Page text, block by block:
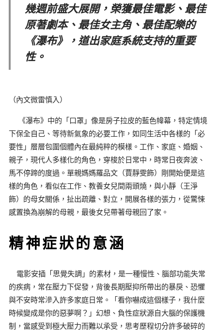
幾週前盛大展開，榮獲最佳電影、最佳
原著劇本、最佳女主角、最佳配樂的
《瀑布》，道出家庭系統支持的重要
性。
（內文微雷慎入）
《瀑布》中的「口罩」像是房子拉皮的藍色幃幕，特定情境
下保全自己、等待新氣象的必要工作，如同生活中各樣的「必
要性」層層包圍個體內在最純粹的模樣。工作、家庭、婚姻、
親子，現代人多樣化的角色，穿梭於日常中，時常日夜奔波、
馬不停蹄的度過。單親媽媽羅品文（賈靜雯飾）剛開始便是這
樣的角色，看似在工作、教養女兒間兩頭燒，與小靜（王淨
飾）的母女關係，扯出疏離、對立，開展各樣的張力，從驚悚
感置換為崩解的母親，最後女兒帶著母親回了家。
精神症狀的意涵
電影安插「思覺失調」的素材，是一種慢性、腦部功能失常
的疾病，常在壓力下促發，背後長期壓抑所帶出的暴戾、恐懼
與不安時常滲入許多家庭日常。「看你嚇成這個樣子，我什麼
時候變成是你的惡夢啊？」幻想、負性症狀源自大腦的保護機
制，當感受到極大壓力而難以承受，思考歷程切分許多破碎的